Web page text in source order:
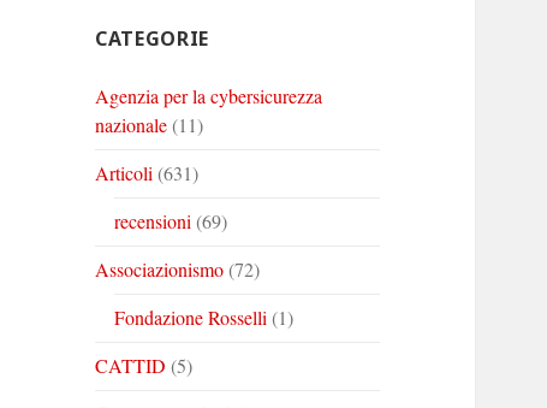
CATEGORIE
Agenzia per la cybersicurezza
nazionale(11)
Articoli (631)
recensioni (69)
Associazionismo(72)
Fondazione Rosselli (1)
CATTID (5)